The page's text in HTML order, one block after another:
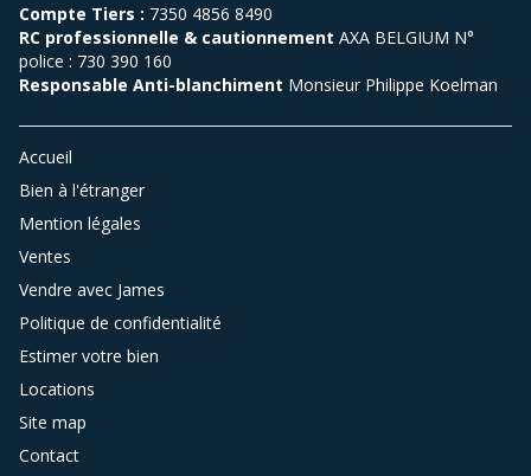
Compte Tiers : 7350 4856 8490
RC professionnelle & cautionnement AXA BELGIUM N°
police : 730 390 160
Responsable Anti-blanchiment Monsieur Philippe Koelman
Accueil
Bien à l'étranger
Mention légales
Ventes
Vendre avec James
Politique de confidentialité
Estimer votre bien
Locations
Site map
Contact